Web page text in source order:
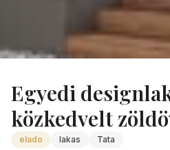
Ingatlanok / Tata
Egyedi
közkedvelt
elado lakas Tata